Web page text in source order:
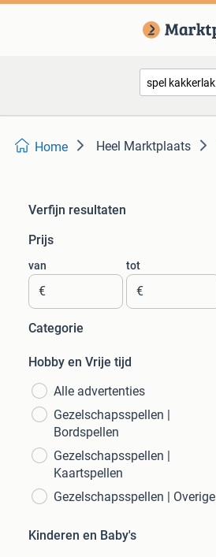
Home Heel Marktplaats
Verfijn resultaten
Prijs
van
€
tot
€
Categorie
Hobby en Vrije tijd
Alle advertenties
Gezelschapsspellen |
Bordspellen
Gezelschapsspellen |
Kaartspellen
Gezelschapsspellen | Overige
Kinderen en Baby's